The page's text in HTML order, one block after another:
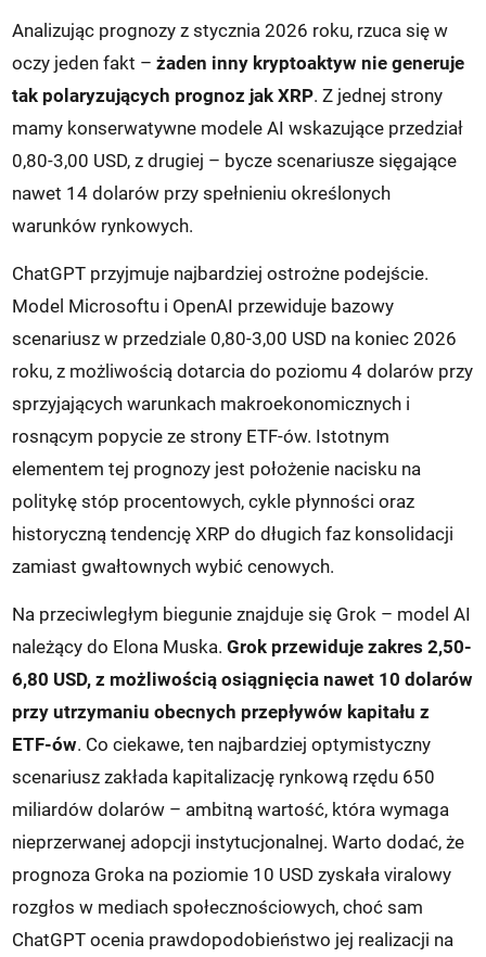
Analizując prognozy z stycznia 2026 roku, rzuca się w
oczy jeden fakt –żaden inny kryptoaktyw nie generuje
tak polaryzujących prognoz jak XRP. Z jednej strony
mamy konserwatywne modele AI wskazujące przedział
0,80-3,00 USD, z drugiej – bycze scenariusze sięgające
nawet 14 dolarów przy spełnieniu określonych
warunków rynkowych.
ChatGPT przyjmuje najbardziej ostrożne podejście.
Model Microsoftu i OpenAI przewiduje bazowy
scenariusz w przedziale 0,80-3,00 USD na koniec 2026
roku, z możliwością dotarcia do poziomu 4 dolarów przy
sprzyjających warunkach makroekonomicznych i
rosnącym popycie ze strony ETF-ów. Istotnym
elementem tej prognozy jest położenie nacisku na
politykę stóp procentowych, cykle płynności oraz
historyczną tendencję XRP do długich faz konsolidacji
zamiast gwałtownych wybić cenowych.
Na przeciwległym biegunie znajduje się Grok – model AI
należący do Elona Muska.Grok przewiduje zakres 2,50-
6,80 USD, z możliwością osiągnięcia nawet 10 dolarów
przy utrzymaniu obecnych przepływów kapitału z
ETF-ów. Co ciekawe, ten najbardziej optymistyczny
scenariusz zakłada kapitalizację rynkową rzędu 650
miliardów dolarów – ambitną wartość, która wymaga
nieprzerwanej adopcji instytucjonalnej. Warto dodać, że
prognoza Groka na poziomie 10 USD zyskała viralowy
rozgłos w mediach społecznościowych, choć sam
ChatGPT ocenia prawdopodobieństwo jej realizacji na